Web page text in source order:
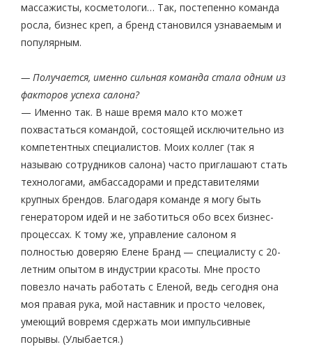
массажисты, косметологи… Так, постепенно команда
росла, бизнес креп, а бренд становился узнаваемым и
популярным.
— Получается, именно сильная команда стала одним из
факторов успеха салона?
— Именно так. В наше время мало кто может
похвастаться командой, состоящей исключительно из
компетентных специалистов. Моих коллег (так я
называю сотрудников салона) часто приглашают стать
технологами, амбассадорами и представителями
крупных брендов. Благодаря команде я могу быть
генератором идей и не заботиться обо всех бизнес-
процессах. К тому же, управление салоном я
полностью доверяю Елене Бранд — специалисту с 20-
летним опытом в индустрии красоты. Мне просто
повезло начать работать с Еленой, ведь сегодня она
моя правая рука, мой наставник и просто человек,
умеющий вовремя сдержать мои импульсивные
порывы. (Улыбается.)